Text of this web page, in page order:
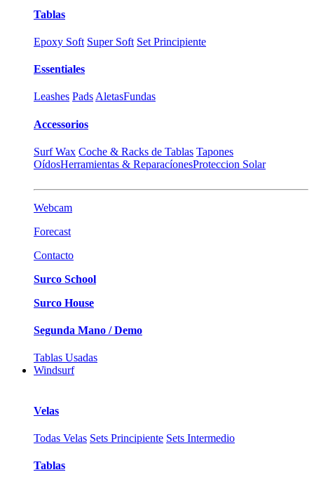
Tablas
Epoxy Soft Super Soft Set Principiente
Essentiales
Leashes Pads AletasFundas
Accessorios
Surf Wax Coche & Racks de Tablas Tapones
OídosHerramientas & ReparacíonesProteccion Solar
Webcam
Forecast
Contacto
Surco School
Surco House
Segunda Mano / Demo
Tablas Usadas
Windsurf
Velas
Todas Velas Sets Principiente Sets Intermedio
Tablas